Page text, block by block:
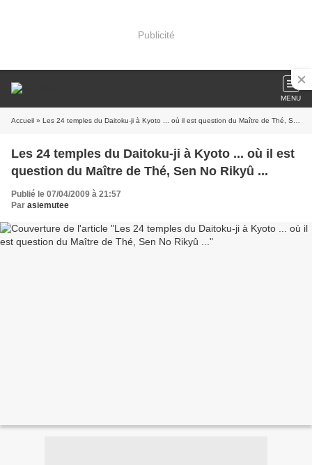
Publicité
MENU
Accueil » Les 24 temples du Daitoku-ji à Kyoto ... où il est question du Maître de Thé, Sen No Rikyû ...
Les 24 temples du Daitoku-ji à Kyoto ... où il est
question du Maître de Thé, Sen No Rikyû ...
Publié le 07/04/2009 à 21:57
Par asiemutee